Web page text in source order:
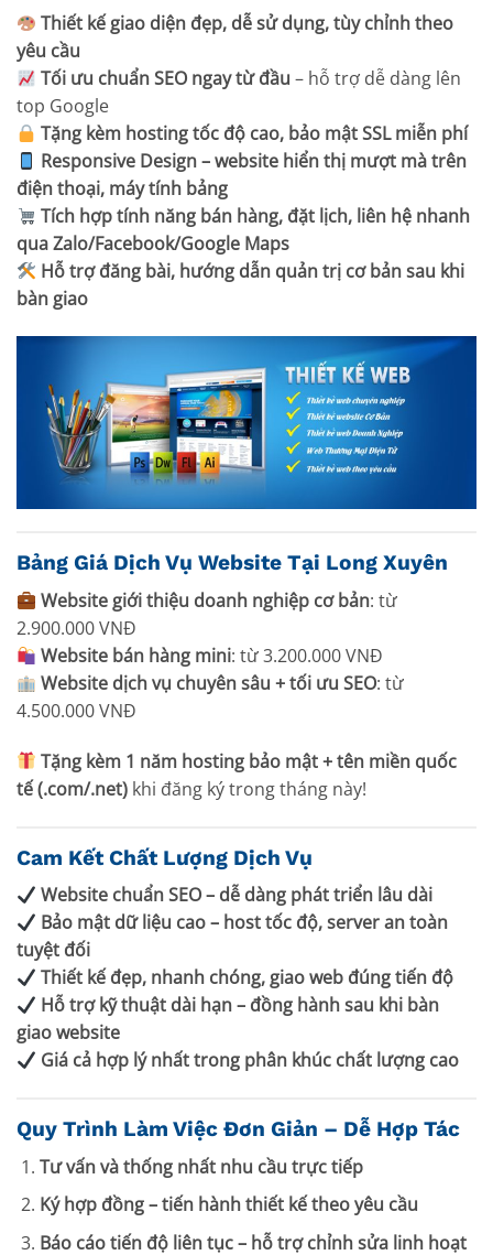
Thiết kế giao diện đẹp, dễ sử dụng, tùy chỉnh theo
yêu cầu
Tối ưu chuẩn SEO ngay từ đầu – hỗ trợ dễ dàng lên
top Google
Tặng kèm hosting tốc độ cao, bảo mật SSL miễn phí
Responsive Design – website hiển thị mượt mà trên
điện thoại, máy tính bảng
Tích hợp tính năng bán hàng, đặt lịch, liên hệ nhanh
qua Zalo/Facebook/Google Maps
Hỗ trợ đăng bài, hướng dẫn quản trị cơ bản sau khi
bàn giao
Bảng Giá Dịch Vụ Website Tại Long Xuyên
Website giới thiệu doanh nghiệp cơ bản: từ
2.900.000 VNĐ
Website bán hàng mini: từ 3.200.000 VNĐ
Website dịch vụ chuyên sâu + tối ưu SEO: từ
4.500.000 VNĐ
Tặng kèm 1 năm hosting bảo mật + tên miền quốc
tế (.com/.net) khi đăng ký trong tháng này!
Cam Kết Chất Lượng Dịch Vụ
Website chuẩn SEO – dễ dàng phát triển lâu dài
Bảo mật dữ liệu cao – host tốc độ, server an toàn
tuyệt đối
Thiết kế đẹp, nhanh chóng, giao web đúng tiến độ
Hỗ trợ kỹ thuật dài hạn – đồng hành sau khi bàn
giao website
Giá cả hợp lý nhất trong phân khúc chất lượng cao
Quy Trình Làm Việc Đơn Giản – Dễ Hợp Tác
Tư vấn và thống nhất nhu cầu trực tiếp
Ký hợp đồng – tiến hành thiết kế theo yêu cầu
Báo cáo tiến độ liên tục – hỗ trợ chỉnh sửa linh hoạt